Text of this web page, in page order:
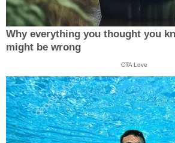
Why everything you thought you
might be wrong
CTA Love